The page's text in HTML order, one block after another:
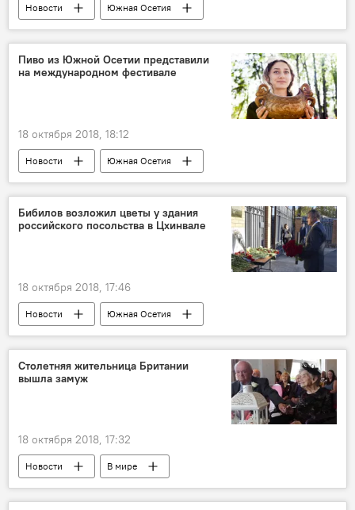
Новости Южная Осетия
Пиво из Южной Осетии представили
на международном фестивале
18 октября 2018, 18:12
Новости
Южная Осетия
Северная Осетия
Бибилов возложил цветы у здания
российского посольства в Цхинвале
18 октября 2018, 17:46
Новости Южная Осетия
Столетняя жительница Британии
вышла замуж
18 октября 2018, 17:32
Новости В мире